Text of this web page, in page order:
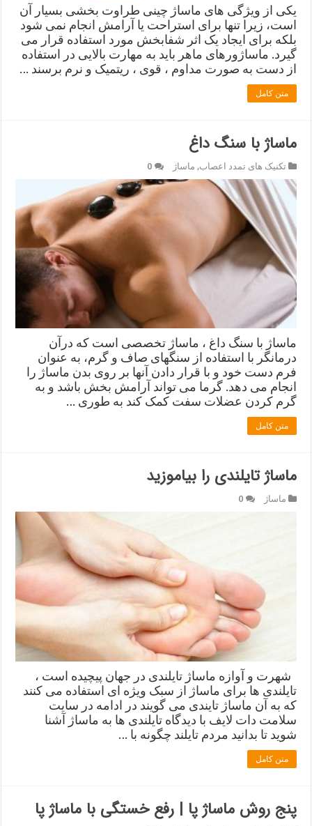
یکی از ویژگی های ماساژ چینی طراوت بخشی بسیار آن
است، زیرا تنها برای استراحت یا آرامش انجام نمی شود
بلکه برای ایجاد یک اثر شفابخش مورد استفاده قرار می
گیرد. ماساژورهای ماهر باید به مهارت بالایی در استفاده
از دست به صورت مداوم ، قوی ، ریتمیک و نرم برسند …
متن کامل
ماساژ با سنگ داغ
تکنیک های تمدد اعصاب, ماساژ 0
ماساژ با سنگ داغ ، ماساژ تخصصی است که درآن
درمانگر با استفاده از سنگهای صاف و گرم، به عنوان
فرم دست خود و با قرار دادن آنها بر روی بدن ماساژ را
انجام می دهد. گرما می تواند آرامش بخش باشد و به
گرم کردن عضلات سفت کمک کند به طوری …
متن کامل
ماساژ تایلندی را بیاموزید
ماساژ 0
شهرت و آوازه ماساژ تایلندی در جهان پیچیده است ،
تایلندی ها برای ماساژ از سبک ویژه ای استفاده می کنند
که به آن ماساژ تایندی می گویند در ادامه در سایت
سلامت دات لایف با دیدگاه تایلندی ها به ماساژ آشنا
شوید تا بدانید مردم تایلند چگونه با …
متن کامل
پنج روش ماساژ پا | رفع خستگی با ماساژ پا